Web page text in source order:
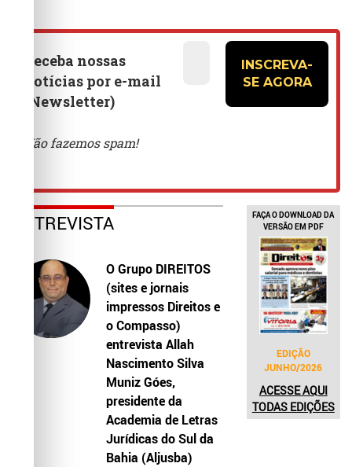
ENTREVISTA
O Grupo DIREITOS
(sites e jornais
impressos Direitos e
o Compasso)
entrevista Allah
Nascimento Silva
Muniz Góes,
presidente da
Academia de Letras
Jurídicas do Sul da
Bahia (Aljusba)
FAÇA O DOWNLOAD DA
VERSÃO EM PDF
EDIÇÃO
JUNHO/2026
ACESSE AQUI
TODAS EDIÇÕES